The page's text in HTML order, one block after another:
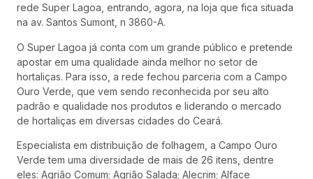
rede Super Lagoa, entrando, agora, na loja que fica situada
na av. Santos Sumont, n 3860-A.
O Super Lagoa já conta com um grande público e pretende
apostar em uma qualidade ainda melhor no setor de
hortaliças. Para isso, a rede fechou parceria com a Campo
Ouro Verde, que vem sendo reconhecida por seu alto
padrão e qualidade nos produtos e liderando o mercado
de hortaliças em diversas cidades do Ceará.
Especialista em distribuição de folhagem, a Campo Ouro
Verde tem uma diversidade de mais de 26 itens, dentre
eles: Agrião Comum; Agrião Salada; Alecrim; Alface